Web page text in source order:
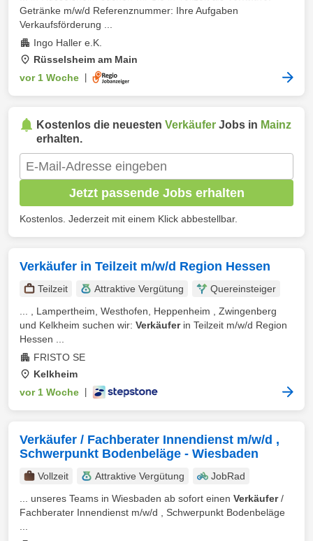
Getränke m/w/d Referenznummer: Ihre Aufgaben
Verkaufsförderung ...
Ingo Haller e.K.
Rüsselsheim am Main
vor 1 Woche
Kostenlos die neuesten Verkäufer Jobs in Mainz
erhalten.
Jetzt passende Jobs erhalten
Kostenlos. Jederzeit mit einem Klick abbestellbar.
Verkäufer in Teilzeit m/w/d Region Hessen
Teilzeit Attraktive Vergütung
Quereinsteiger
... , Lampertheim, Westhofen, Heppenheim , Zwingenberg
und Kelkheim suchen wir: Verkäuferin Teilzeit m/w/d Region
Hessen ...
FRISTO SE
Kelkheim
vor 1 Woche
Verkäufer / Fachberater Innendienst m/w/d ,
Schwerpunkt Bodenbeläge - Wiesbaden
Vollzeit Attraktive Vergütung
JobRad
... unseres Teams in Wiesbaden ab sofort einen Verkäufer/
Fachberater Innendienst m/w/d , Schwerpunkt Bodenbeläge